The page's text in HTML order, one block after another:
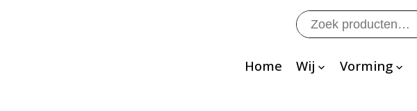
Zoeken
naar:
Home Wij Vorming